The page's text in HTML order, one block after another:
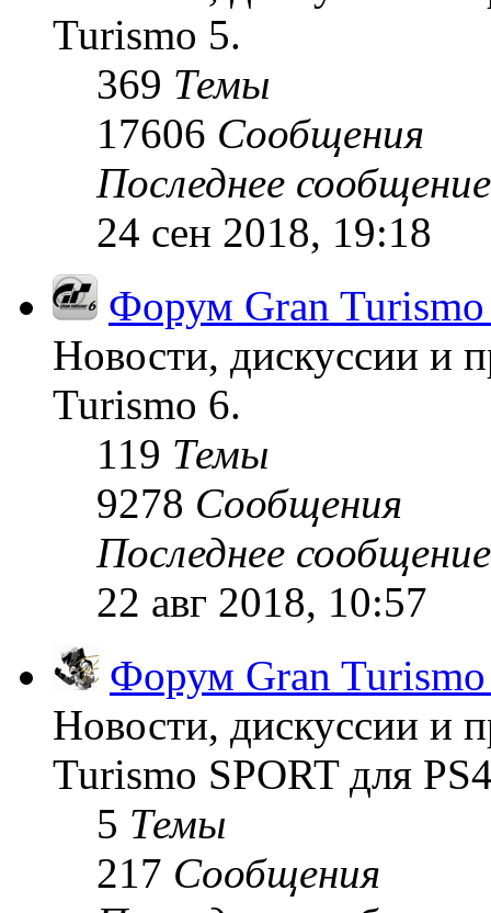
Turismo 5.
369 Темы
17606 Сообщения
Последнее сообщение
24 сен 2018, 19:18
Форум Gran
Новости, дискуссии и
Turismo 6.
119 Темы
9278 Сообщения
Последнее сообщение
22 авг 2018, 10:57
Форум Gran Turismo
Новости, дискуссии и
Turismo SPORT для
5 Темы
217 Сообщения